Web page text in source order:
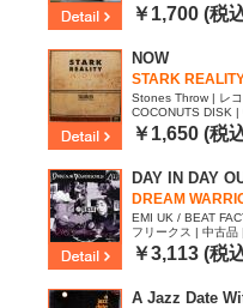
￥1,700 (税
NOW
STARK
Stones Throw | レ
COCONUTS DISK
￥1,650 (税
DAY IN DAY
DREAM
EMI UK / BEAT
| EX
フリークス | 中古
￥3,113 (税
A Jazz Date